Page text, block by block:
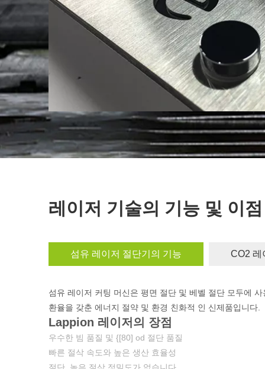
레이저 기술의 기능 및 이점
섬유 레이저 절단기의 기능 CO2 레
섬유 레이저 커팅 머신은 평면 절단 및 베벨 절단 모두에
환율을 갖춘 에너지 절약 및 환경 친화적 인 신제품입니다.
Lappion 레이저의 장점
우수한 빔 품질 및 {[80] od 절단 품질
빠른 절삭 속도와 높은 생산 효율성